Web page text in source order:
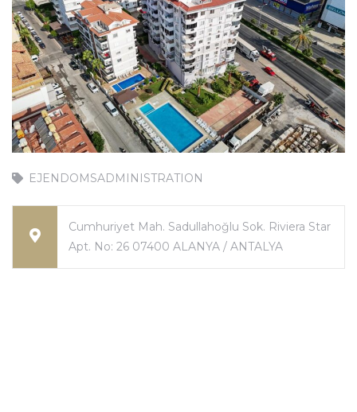
EJENDOMSADMINISTRATION
Cumhuriyet Mah. Sadullahoğlu Sok. Riviera Star
Apt. No: 26 07400 ALANYA / ANTALYA